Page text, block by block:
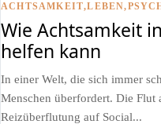
ACHTSAMKEIT LEBEN
Wie Achtsamkeit
helfen kann
In einer Welt, die sich immer
Menschen überfordert. Die Flut
Reizüberflutung auf Social...